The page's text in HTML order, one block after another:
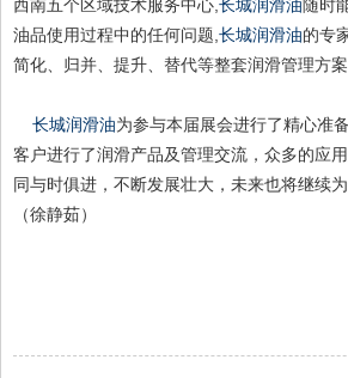
西南五个区域技术服务中心, 长城润滑油随时
油品使用过程中的任何问题, 长城润滑油的专
简化、归并、提升、替代等整套润滑管理方
长城润滑油为参与本届展会进行了精心准
客户进行了润滑产品及管理交流，众多的应
同与时俱进，不断发展壮大，未来也将继续为
（徐静茹）